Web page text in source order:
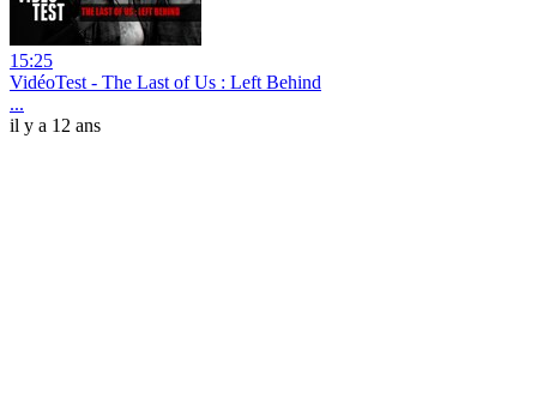
15:25
VidéoTest - The Last of Us : Left Behind
...
il y a 12 ans